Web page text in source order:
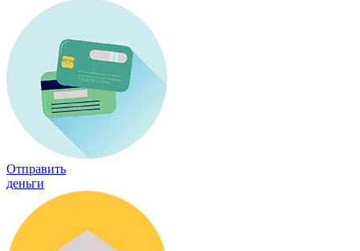
Отправить
деньги